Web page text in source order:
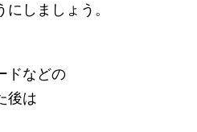
しましょう。
ドなどの
後は